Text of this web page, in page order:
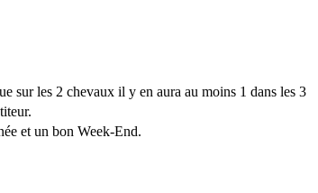
sur les 2 chevaux il y en aura au moins 1 dans les 3
et un bon Week-End.